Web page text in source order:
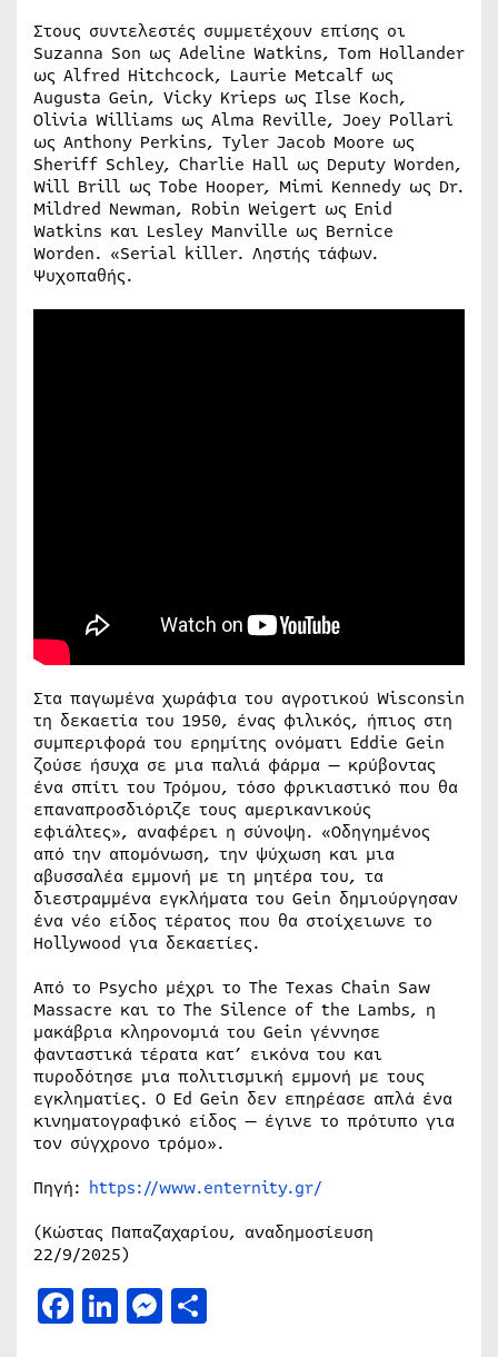
Στους συντελεστές συμμετέχουν επίσης οι
Suzanna Son ως Adeline Watkins, Tom Hollander
ως Alfred Hitchcock, Laurie Metcalf ως
Augusta Gein, Vicky Krieps ως Ilse Koch,
Olivia Williams ως Alma Reville, Joey Pollari
ως Anthony Perkins, Tyler Jacob Moore ως
Sheriff Schley, Charlie Hall ως Deputy Worden,
Will Brill ως Tobe Hooper, Mimi Kennedy ως Dr.
Mildred Newman, Robin Weigert ως Enid
Watkins και Lesley Manville ως Bernice
Worden. «Serial killer. Ληστής τάφων.
Ψυχοπαθής.
Στα παγωμένα χωράφια του αγροτικού Wisconsin
τη δεκαετία του 1950, ένας φιλικός, ήπιος στη
συμπεριφορά του ερημίτης ονόματι Eddie Gein
ζούσε ήσυχα σε μια παλιά φάρμα — κρύβοντας
ένα σπίτι του Τρόμου, τόσο φρικιαστικό που θα
επαναπροσδιόριζε τους αμερικανικούς
εφιάλτες», αναφέρει η σύνοψη. «Οδηγημένος
από την απομόνωση, την ψύχωση και μια
αβυσσαλέα εμμονή με τη μητέρα του, τα
διεστραμμένα εγκλήματα του Gein δημιούργησαν
ένα νέο είδος τέρατος που θα στοίχειωνε το
Hollywood για δεκαετίες.
Από το Psycho μέχρι το The Texas Chain Saw
Massacre και το The Silence of the Lambs, η
μακάβρια κληρονομιά του Gein γέννησε
φανταστικά τέρατα κατ’ εικόνα του και
πυροδότησε μια πολιτισμική εμμονή με τους
εγκληματίες. Ο Ed Gein δεν επηρέασε απλά ένα
κινηματογραφικό είδος — έγινε το πρότυπο για
τον σύγχρονο τρόμο».
Πηγή: https://www.enternity.gr/
(Κώστας Παπαζαχαρίου, αναδημοσίευση
22/9/2025)
Facebook
LinkedIn
Messenger